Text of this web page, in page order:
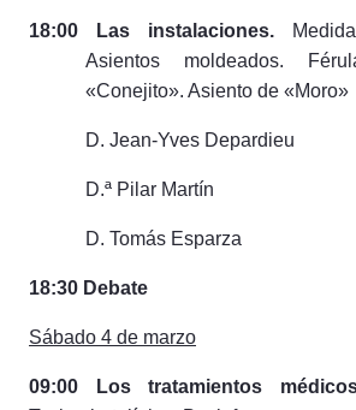
18:00 Las instalaciones.
Asientos moldeados.
«Conejito». Asiento de «Moro»
D. Jean-Yves Depardieu
D.ª Pilar Martín
D. Tomás Esparza
18:30 Debate
Sábado 4 de marzo
09:00 Los tratamientos